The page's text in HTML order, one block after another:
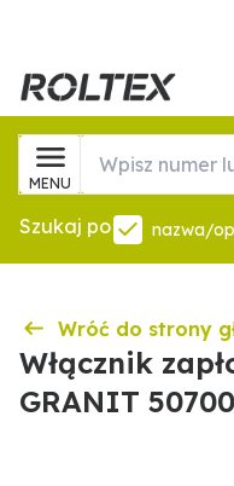
MENU
Szukaj po nazwa/
Wróć do strony
Włącznik
GRANIT